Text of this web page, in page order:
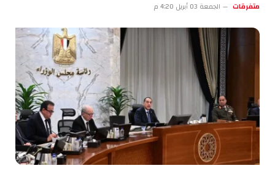
متفرقات الجمعة 03 أبريل 4:20 م